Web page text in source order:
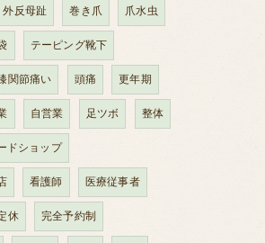
外反母趾 巻き爪 爪水虫
テーピング靴下
関節痛い 頭痛 更年期
自営業 足ツボ 整体
ドショップ
看護師 医療従事者
休 完全予約制